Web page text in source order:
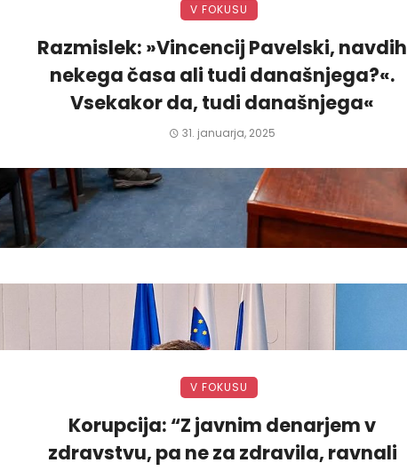
V FOKUSU
Razmislek: »Vincencij Pavelski, navdih
nekega časa ali tudi današnjega?«.
Vsekakor da, tudi današnjega«
31. januarja, 2025
V FOKUSU
Korupcija: “Z javnim denarjem v
zdravstvu, pa ne za zdravila, ravnali